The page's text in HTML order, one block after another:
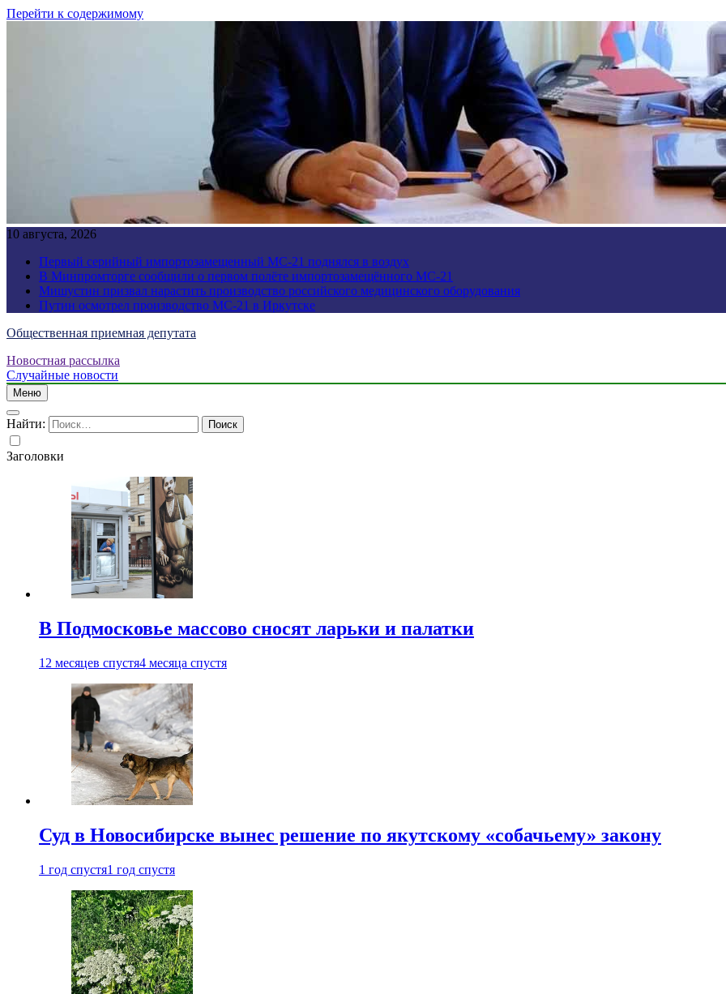
Перейти к содержимому
10 августа, 2026
Первый серийный импортозамещенный МС-21 поднялся в воздух
В Минпромторге сообщили о первом полёте импортозамещённого МС-21
Мишустин призвал нарастить производство российского медицинского оборудования
Путин осмотрел производство МС-21 в Иркутске
Общественная приемная депутата
Новостная рассылка
Случайные новости
Меню
Найти:
Заголовки
В Подмосковье массово сносят ларьки и палатки
12 месяцев спустя4 месяца спустя
Суд в Новосибирске вынес решение по якутскому «собачьему» закону
1 год спустя1 год спустя